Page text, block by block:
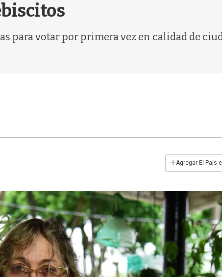
para votar por primera vez en calidad de
+Agregar El País